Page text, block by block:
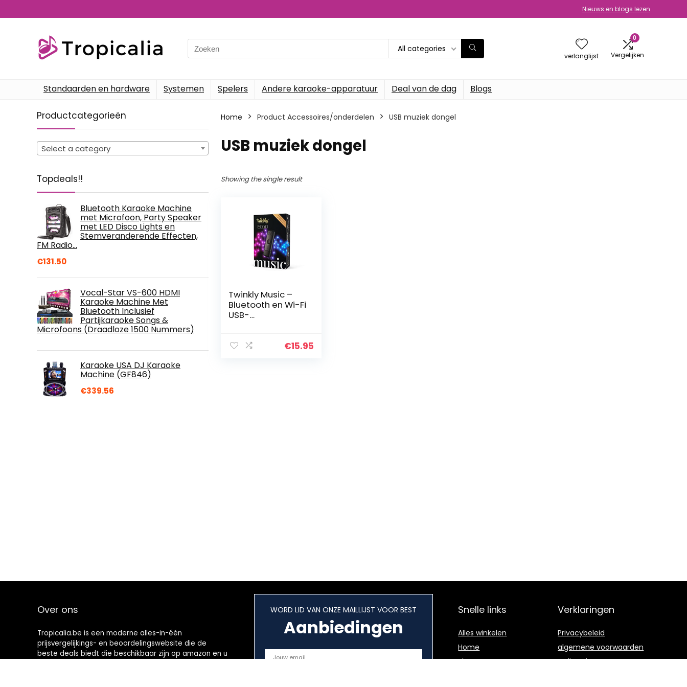
Nieuws en blogs lezen
Search
for:
All categories
verlanglijst
0
Vergelijken
Standaarden en hardware Systemen Spelers Andere karaoke-apparatuur Deal van de dag Blogs
Productcategorieën
Select a category
Topdeals!!
Bluetooth Karaoke Machine
met Microfoon, Party Speaker
met LED Disco Lights en
Stemveranderende Effecten,
FM Radio…
€131.50
Vocal-Star VS-600 HDMI
Karaoke Machine Met
Bluetooth Inclusief
Partijkaraoke Songs &
Microfoons (Draadloze 1500 Nummers)
Karaoke USA DJ Karaoke
Machine (GF846)
€339.56
Home Product Accessoires/onderdelen ‎USB muziek dongel
‎USB muziek dongel
Showing the single result
Twinkly Music –
Bluetooth en Wi-Fi
USB-
Smart LED-
€15.95
Over ons
Tropicalia.be is een moderne alles-in-één
prijsvergelijkings- en beoordelingswebsite die de
beste deals biedt die beschikbaar zijn op amazon en u
WORD LID VAN ONZE MAILLIJST VOOR BEST
Aanbiedingen
Snelle links
Alles winkelen
Home
Blogs
Verklaringen
Privacybeleid
algemene voorwaarden
Gelieerde